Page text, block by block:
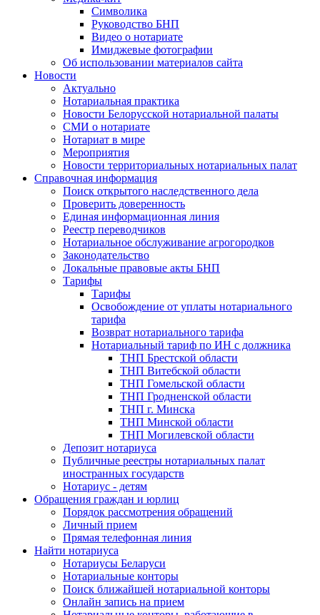
Символика
Руководство БНП
Видео о нотариате
Имиджевые фотографии
Об использовании материалов сайта
Новости
Актуально
Нотариальная практика
Новости Белорусской нотариальной палаты
СМИ о нотариате
Нотариат в мире
Мероприятия
Новости территориальных нотариальных палат
Справочная информация
Поиск открытого наследственного дела
Проверить доверенность
Единая информационная линия
Реестр переводчиков
Нотариальное обслуживание агрогородков
Законодательство
Локальные правовые акты БНП
Тарифы
Тарифы
Освобождение от уплаты нотариального
тарифа
Возврат нотариального тарифа
Нотариальный тариф по ИН с должника
ТНП Брестской области
ТНП Витебской области
ТНП Гомельской области
ТНП Гродненской области
ТНП г. Минска
ТНП Минской области
ТНП Могилевской области
Депозит нотариуса
Публичные реестры нотариальных палат
иностранных государств
Нотариус - детям
Обращения граждан и юрлиц
Порядок рассмотрения обращений
Личный прием
Прямая телефонная линия
Найти нотариуса
Нотариусы Беларуси
Нотариальные конторы
Поиск ближайшей нотариальной конторы
Онлайн запись на прием